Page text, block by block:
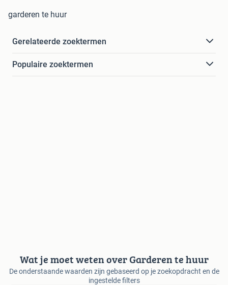
garderen te huur
Gerelateerde zoektermen
Populaire zoektermen
Wat je moet weten over Garderen te huur
De onderstaande waarden zijn gebaseerd op je zoekopdracht en de
ingestelde filters